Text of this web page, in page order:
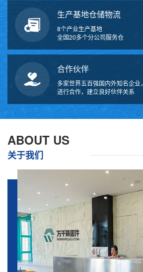
生产基地仓储物流
8个产业生产基地
全国20多个分公司服务仓
合作伙伴
多家世界五百强国内外知名企业，
进行合作，建立良好伙伴关系
ABOUT US
关于我们
品